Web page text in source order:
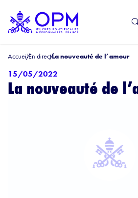
AccueilEn directLa nouveauté de l’amour
15/05/2022
La nouveauté de